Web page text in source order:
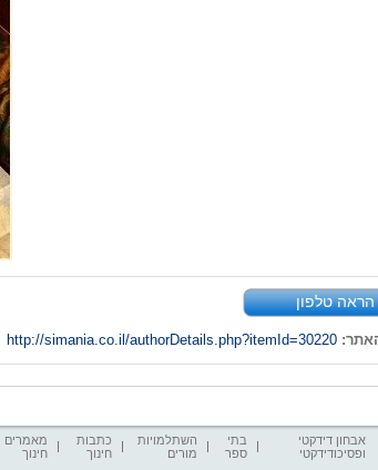
הראה טלפון
http://simania.co.il/authorDetails.php?itemId=30220
אבחון דידקטי
ופסיכודידקטי
בתי
ספר
השתלמויות
מורים
כתבות
חינוך
מאמרים
חינוך